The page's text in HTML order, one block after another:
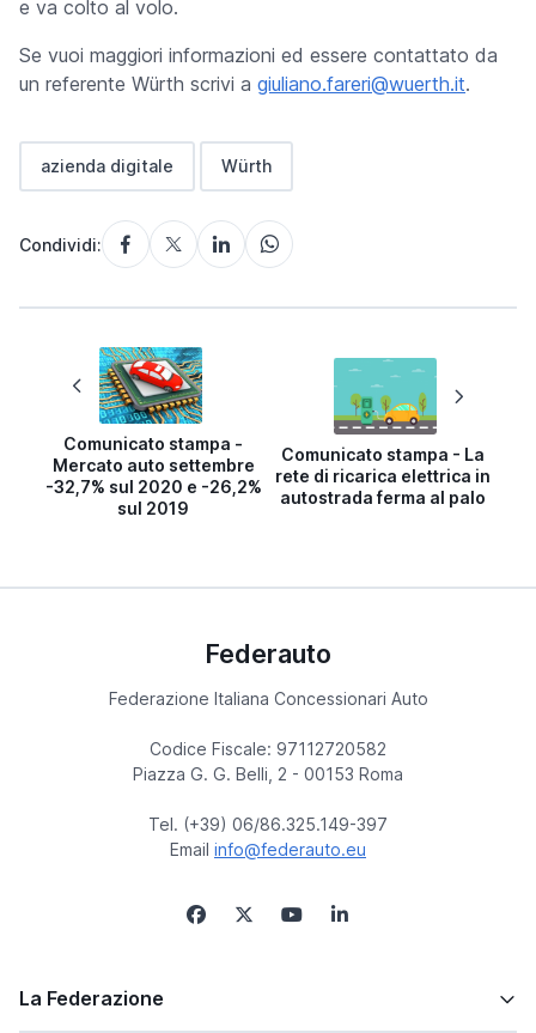
e va colto al volo.
Se vuoi maggiori informazioni ed essere contattato da
un referente Würth scrivi a giuliano.fareri@wuerth.it.
azienda digitale Würth
Condividi:
Comunicato stampa -
Mercato auto settembre
-32,7% sul 2020 e -26,2%
sul 2019
Comunicato stampa - La
rete di ricarica elettrica in
autostrada ferma al palo
Federauto
Federazione Italiana Concessionari Auto
Codice Fiscale: 97112720582
Piazza G. G. Belli, 2 - 00153 Roma
Tel. (+39) 06/86.325.149-397
Email info@federauto.eu
La Federazione